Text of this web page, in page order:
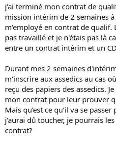
i
s
c
u
s
o
n
j'ai terminé mon contrat de
mission intérim de 2 semaines
m'employé en contrat de qualif.
pas travaillé et je n'étais pas là
entre un contrat intérim et un
Durant mes 2 semaines
m'inscrire aux assedics au cas
reçu des papiers des assedics.
mon contrat pour leur prouver
Mais qu'est ce qu'il va se
j'aurai dû toucher, je pourrais
contrat?